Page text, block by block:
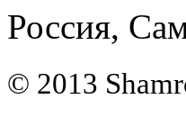
Россия,
© 2013